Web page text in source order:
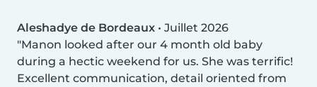
Aleshadye de Bordeaux • Juillet 2026
Manon looked after our 4 month old baby
during a hectic weekend for us. She was terrific!
Excellent communication, detail oriented from